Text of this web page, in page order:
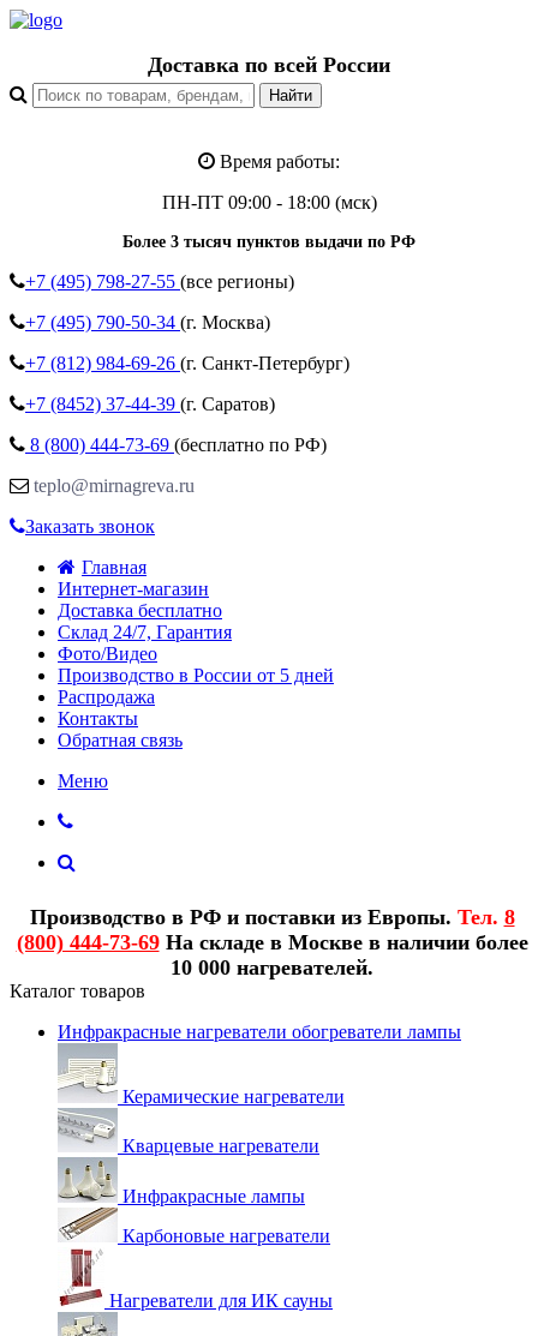
Доставка по всей России
Время работы:
ПН-ПТ 09:00 - 18:00 (мск)
Более 3 тысяч пунктов выдачи по РФ
+7 (495) 798-27-55 (все регионы)
+7 (495) 790-50-34 (г. Москва)
+7 (812) 984-69-26 (г. Санкт-Петербург)
+7 (8452) 37-44-39 (г. Саратов)
8 (800) 444-73-69 (бесплатно по РФ)
teplo@mirnagreva.ru
Заказать звонок
Главная
Интернет-магазин
Доставка бесплатно
Склад 24/7, Гарантия
Фото/Видео
Производство в России от 5 дней
Распродажа
Контакты
Обратная связь
Меню
Производство в РФ и поставки из Европы. Тел. 8
(800) 444-73-69На складе в Москве в наличии более
10 000 нагревателей.
Каталог товаров
Инфракрасные нагреватели обогреватели лампы
Керамические нагреватели
Кварцевые нагреватели
Инфракрасные лампы
Карбоновые нагреватели
Нагреватели для ИК сауны